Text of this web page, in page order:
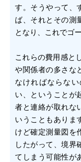
す。そうやって、
ば、それとその測
となり、これでゴ
これらの費用感と
や関係者の多さな
なければならな
い、ということが
者と連絡が取れな
いうこともありま
けど確定測量図を
したがって、境界
てしまう可能性が